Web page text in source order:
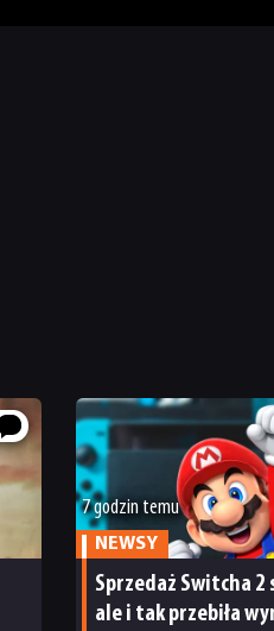
7 godzin temu
NEWSY
Sprzedaż Switcha 2
ale i tak przebiła